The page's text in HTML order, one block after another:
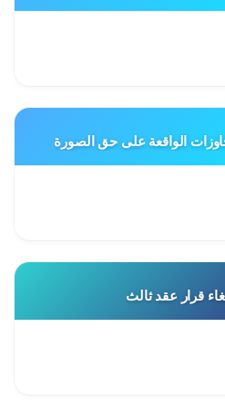
الواقعة على حق الصورة
قرار عقد ثالث